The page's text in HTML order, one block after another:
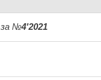
за №4'2021